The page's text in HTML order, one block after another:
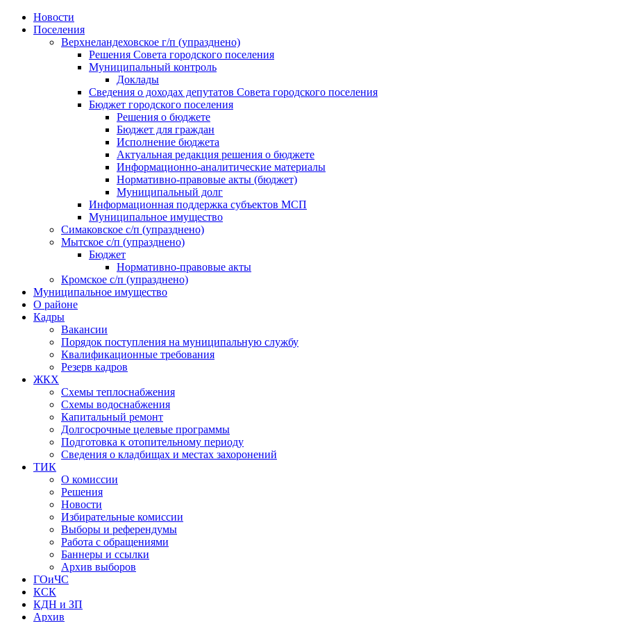
Skip
Новости
Поселения
Верхнеландеховское г/п (упразднено)
Решения Совета городского поселения
Муниципальный контроль
Доклады
Сведения о доходах депутатов Совета городского поселения
Бюджет городского поселения
Решения о бюджете
Бюджет для граждан
Исполнение бюджета
Актуальная редакция решения о бюджете
Информационно-аналитические материалы
Нормативно-правовые акты (бюджет)
Муниципальный долг
Информационная поддержка субъектов МСП
Муниципальное имущество
Симаковское с/п (упразднено)
Мытское с/п (упразднено)
Бюджет
Нормативно-правовые акты
Кромское с/п (упразднено)
Муниципальное имущество
О районе
Кадры
Вакансии
Порядок поступления на муниципальную службу
Квалификационные требования
Резерв кадров
ЖКХ
Схемы теплоснабжения
Схемы водоснабжения
Капитальный ремонт
Долгосрочные целевые программы
Подготовка к отопительному периоду
Сведения о кладбищах и местах захоронений
ТИК
О комиссии
Решения
Новости
Избирательные комиссии
Выборы и референдумы
Работа с обращениями
Баннеры и ссылки
Архив выборов
ГОиЧС
КСК
КДН и ЗП
Архив